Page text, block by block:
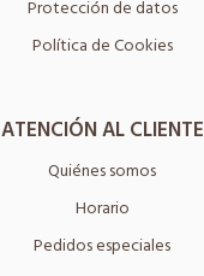
Protección de datos
Política de Cookies
ATENCIÓN AL CLIENTE
Quiénes somos
Horario
Pedidos especiales